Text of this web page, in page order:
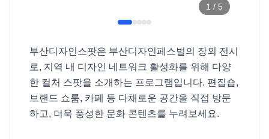
1 / 5
부산디자인스팟은 부산디자인페스벌의 장외 전시
로, 지역 내 디자인 네트워크 활성화를 위해 다양
한 컬처 스팟을 소개하는 프로그램입니다. 편집숍,
브랜드 쇼룸, 카페 등 다채로운 공간을 직접 방문
하고, 더욱 풍성한 문화 콘텐츠를 누려보세요.